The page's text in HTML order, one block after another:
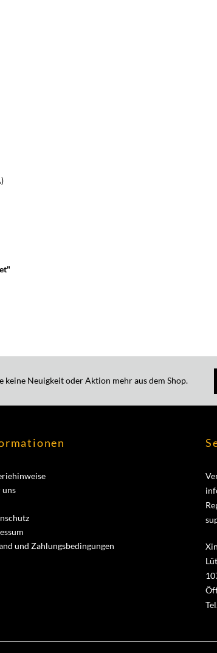
Neuigkeit oder Aktion mehr aus dem Shop.
uns
und Zahlungsbedingungen